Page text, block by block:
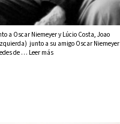
a Oscar Niemeyer y Lúcio Costa, Joao
junto a su amigo Oscar Niemeyer
de … Leer más